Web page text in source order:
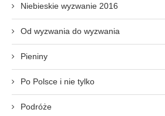
Niebieskie wyzwanie 2016
Od wyzwania do wyzwania
Pieniny
Po Polsce i nie tylko
Podróże